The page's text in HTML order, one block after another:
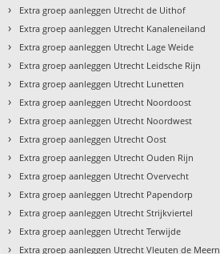
› Extra groep aanleggen Utrecht de Uithof
› Extra groep aanleggen Utrecht Kanaleneiland
› Extra groep aanleggen Utrecht Lage Weide
› Extra groep aanleggen Utrecht Leidsche Rijn
› Extra groep aanleggen Utrecht Lunetten
› Extra groep aanleggen Utrecht Noordoost
› Extra groep aanleggen Utrecht Noordwest
› Extra groep aanleggen Utrecht Oost
› Extra groep aanleggen Utrecht Ouden Rijn
› Extra groep aanleggen Utrecht Overvecht
› Extra groep aanleggen Utrecht Papendorp
› Extra groep aanleggen Utrecht Strijkviertel
› Extra groep aanleggen Utrecht Terwijde
› Extra groep aanleggen Utrecht Vleuten de Meern